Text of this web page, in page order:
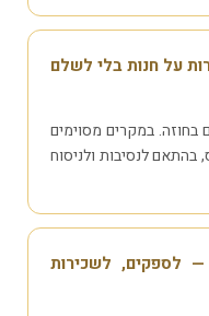
על חנות בלי לשלם
בחוזה. במקרים מסוימים
לנסיבות ולניסוח
לספקים, לשכירות